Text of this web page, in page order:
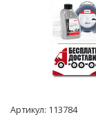
Артикул: 113784